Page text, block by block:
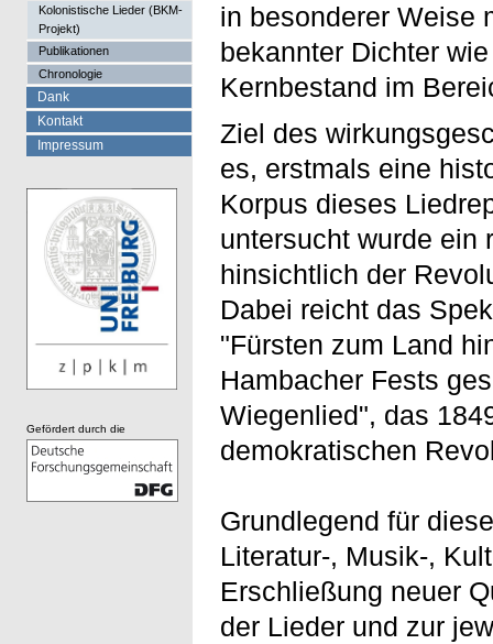
in besonderer Weise
bekannter Dichter
Kernbestand im
Ziel des
es, erstmals eine
Korpus dieses
untersucht wurde ein
hinsichtlich der
Dabei reicht das
"Fürsten zum Land
Hambacher Fests
Wiegenlied", das
demokratischen
Grundlegend für
Literatur-, Musik-,
Erschließung neuer
der Lieder und zur
Kolonistische Lieder (BKM-
Projekt)
Publikationen
Chronologie
Dank
Kontakt
Impressum
Gefördert durch die